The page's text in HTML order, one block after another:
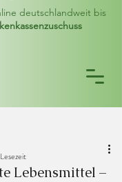
deutschlandweit bis
Lebensmittel –